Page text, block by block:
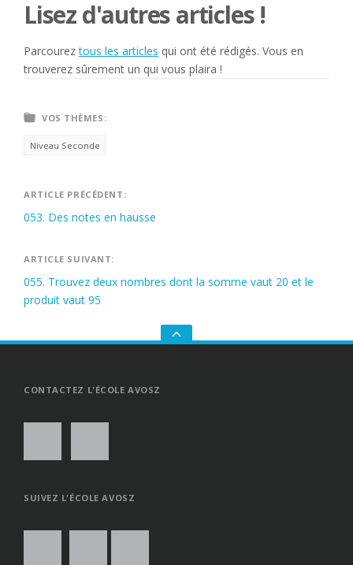
Lisez d'autres articles !
Parcoureztous les articles qui ont été rédigés. Vous en
trouverez sûrement un qui vous plaira !
VOS THÈMES:
Niveau Seconde
Navigation
de
l’article
ARTICLE PRÉCÉDENT:
053. Des notes en hausse
ARTICLE SUIVANT:
055. Trouvez deux nombres dont la somme vaut 20 et le
produit vaut 95
GO
CONTACTEZ L'ÉCOLE AVOSZ
SUIVEZ L'ÉCOLE AVOSZ